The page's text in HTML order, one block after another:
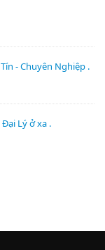
- Chuyên Nghiệp .
Lý ở xa .